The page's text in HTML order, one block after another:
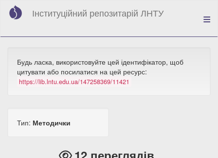
Перейти
вмісту
Інституційний репозитарій ЛНТУ
Будь ласка, використовуйте цей ідентифікатор, щоб
цитувати або посилатися на цей ресурс:
https://lib.lntu.edu.ua/147258369/11421
Тип: Методички